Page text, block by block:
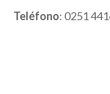
Teléfono: 0251